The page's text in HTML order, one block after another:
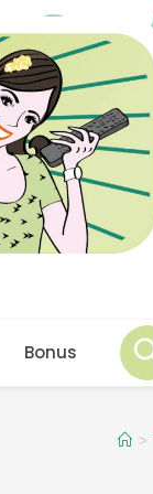
Bonus
>